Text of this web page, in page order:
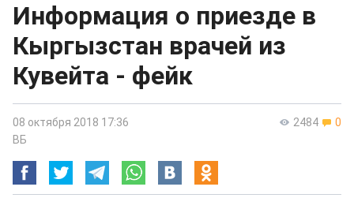
Информация о приезде в
Кыргызстан врачей из
Кувейта - фейк
2484 0
08 октября 2018 17:36
ВБ